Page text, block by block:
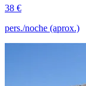
38 €
pers./noche (aprox.)